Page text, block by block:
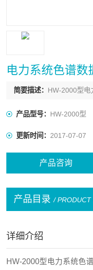
电力系统色谱数
简要描述： HW-2000型电
产品型号： HW-2000型
更新时间： 2017-07-07
产品咨询
产品目录 / PRODUCT
详细介绍
HW-2000型电力系统色